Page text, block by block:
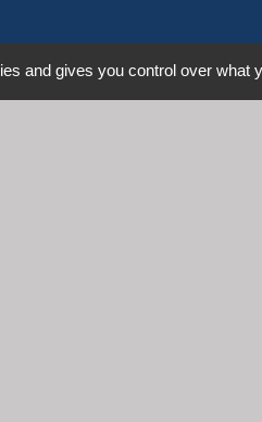
and gives you control over what